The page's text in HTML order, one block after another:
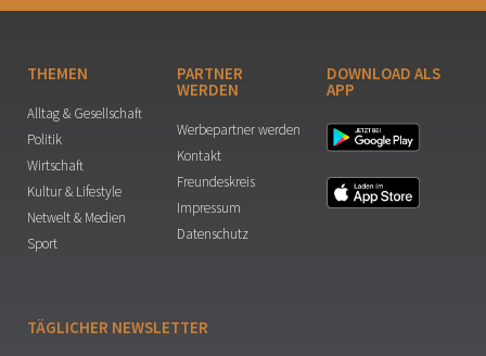
THEMEN
Alltag & Gesellschaft
Politik
Wirtschaft
Kultur & Lifestyle
Netwelt & Medien
Sport
PARTNER
WERDEN
Werbepartner werden
Kontakt
Freundeskreis
Impressum
Datenschutz
DOWNLOAD ALS
APP
TÄGLICHER NEWSLETTER